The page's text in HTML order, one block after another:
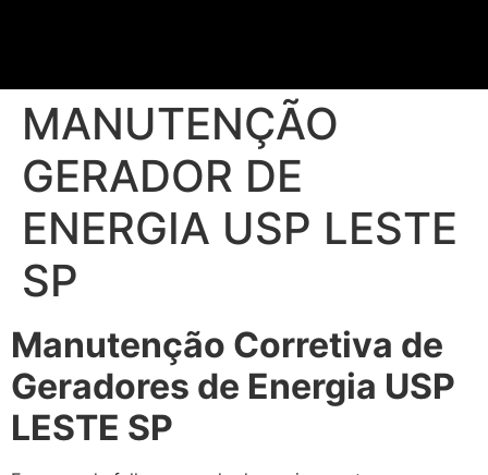
MANUTENÇÃO
GERADOR DE
ENERGIA USP LESTE
SP
Manutenção Corretiva de
Geradores de Energia USP
LESTE SP